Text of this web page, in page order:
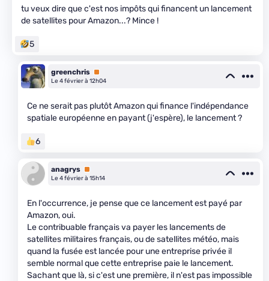
tu veux dire que c'est nos impôts qui financent un lancement
de satellites pour Amazon...? Mince !
5
greenchris Premium
Le 4 février à 12h04
Ce ne serait pas plutôt Amazon qui finance l'indépendance
spatiale européenne en payant (j'espère), le lancement ?
6
anagrys Premium
Le 4 février à 15h14
En l'occurrence, je pense que ce lancement est payé par
Amazon, oui.
Le contribuable français va payer les lancements de
satellites militaires français, ou de satellites météo, mais
quand la fusée est lancée pour une entreprise privée il
semble normal que cette entreprise paie le lancement.
Sachant que là, si c'est une première, il n'est pas impossible